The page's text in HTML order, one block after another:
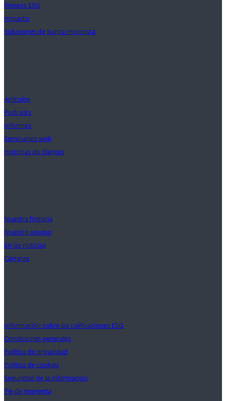
Riesgos ESG
Impacto
Soluciones de banca minorista
Artículos
Podcasts
Informes
Seminarios web
Historias de clientes
Nuestra historia
Nuestro equipo
En las noticias
Carreras
Información sobre las calificaciones ESG
Condiciones generales
Política de privacidad
Política de cookies
Seguridad de la información
Pie de imprenta